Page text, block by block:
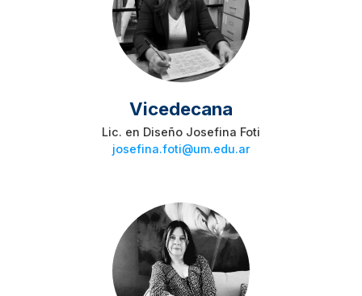
Vicedecana
Lic. en Diseño Josefina Foti
josefina.foti@um.edu.ar